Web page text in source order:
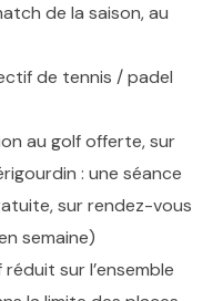
de la saison, au
de tennis / padel
au golf offerte, sur
: une séance
sur rendez-vous
semaine)
sur l’ensemble